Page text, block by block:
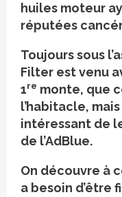
huiles moteur
réputées
Toujours sous
Filter est venu
1re monte, que
l’habitacle,
intéressant de
de l’AdBlue.
On découvre à
a besoin d’être